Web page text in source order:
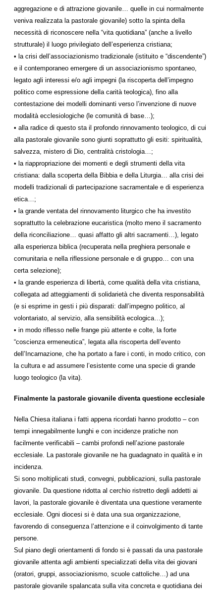
aggregazione e di attrazione giovanile… quelle in cui normalmente
veniva realizzata la pastorale giovanile) sotto la spinta della
necessità di riconoscere nella “vita quotidiana” (anche a livello
strutturale) il luogo privilegiato dell’esperienza cristiana;
• la crisi dell’associazionismo tradizionale (istituito e “discendente”)
e il contemporaneo emergere di un associazionismo spontaneo,
legato agli interessi e/o agli impegni (la riscoperta dell’impegno
politico come espressione della carità teologica), fino alla
contestazione dei modelli dominanti verso l’invenzione di nuove
modalità ecclesiologiche (le comunità di base…);
• alla radice di questo sta il profondo rinnovamento teologico, di cui
alla pastorale giovanile sono giunti soprattutto gli esiti: spiritualità,
salvezza, mistero di Dio, centralità cristologia…;
• la riappropriazione dei momenti e degli strumenti della vita
cristiana: dalla scoperta della Bibbia e della Liturgia… alla crisi dei
modelli tradizionali di partecipazione sacramentale e di esperienza
etica…;
• la grande ventata del rinnovamento liturgico che ha investito
soprattutto la celebrazione eucaristica (molto meno il sacramento
della riconciliazione… quasi affatto gli altri sacramenti…), legato
alla esperienza biblica (recuperata nella preghiera personale e
comunitaria e nella riflessione personale e di gruppo… con una
certa selezione);
• la grande esperienza di libertà, come qualità della vita cristiana,
collegata ad atteggiamenti di solidarietà che diventa responsabilità
(e si esprime in gesti i più disparati: dall’impegno politico, al
volontariato, al servizio, alla sensibilità ecologica…);
• in modo riflesso nelle frange più attente e colte, la forte
“coscienza ermeneutica”, legata alla riscoperta dell’evento
dell’Incarnazione, che ha portato a fare i conti, in modo critico, con
la cultura e ad assumere l’esistente come una specie di grande
luogo teologico (la vita).
Finalmente la pastorale giovanile diventa questione ecclesiale
Nella Chiesa italiana i fatti appena ricordati hanno prodotto – con
tempi innegabilmente lunghi e con incidenze pratiche non
facilmente verificabili – cambi profondi nell’azione pastorale
ecclesiale. La pastorale giovanile ne ha guadagnato in qualità e in
incidenza.
Si sono moltiplicati studi, convegni, pubblicazioni, sulla pastorale
giovanile. Da questione ridotta al cerchio ristretto degli addetti ai
lavori, la pastorale giovanile è diventata una questione veramente
ecclesiale. Ogni diocesi si è data una sua organizzazione,
favorendo di conseguenza l’attenzione e il coinvolgimento di tante
persone.
Sul piano degli orientamenti di fondo si è passati da una pastorale
giovanile attenta agli ambienti specializzati della vita dei giovani
(oratori, gruppi, associazionismo, scuole cattoliche…) ad una
pastorale giovanile spalancata sulla vita concreta e quotidiana dei